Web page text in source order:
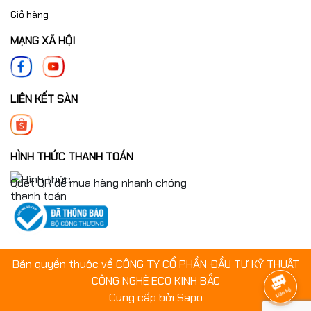
Gá đặt chắc chắn.
Tháo lắp thuận tiện.
Tiến hành sửa chữa chính xác.
Điều này giúp kéo dài tuổi thọ của khuôn và giảm chi phí sản
xuất.
Giỏ hàng
MẠNG XÃ HỘI
LIÊN KẾT SÀN
HÌNH THỨC THANH TOÁN
Quét QR để mua hàng nhanh chóng
Bản quyền thuộc về CÔNG TY CỔ PHẦN ĐẦU TƯ KỸ THUẬT
CÔNG NGHỆ ECO KINH BẮC
Cung cấp bởi Sapo